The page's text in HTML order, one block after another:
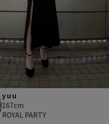
yuu
167cm
ROYAL PARTY